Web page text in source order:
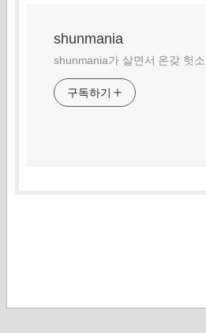
shunmania
shunmania가 살면서 온갖 헛
구독하기